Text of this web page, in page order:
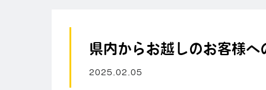
県内からお越しのお客様へ
2025.02.05